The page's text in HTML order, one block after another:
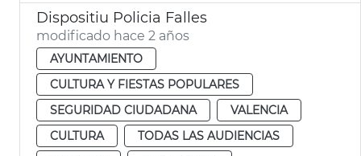
Dispositiu Policia Falles
modificado hace 2 años
AYUNTAMIENTO
CULTURA Y FIESTAS POPULARES
SEGURIDAD CIUDADANA
VALENCIA
CULTURA
TODAS LAS AUDIENCIAS